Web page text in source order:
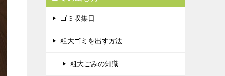
ゴミ収集日
粗大ゴミを出す方法
粗大ごみの知識